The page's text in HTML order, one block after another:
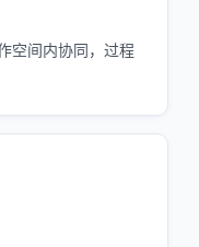
空间内协同，过程